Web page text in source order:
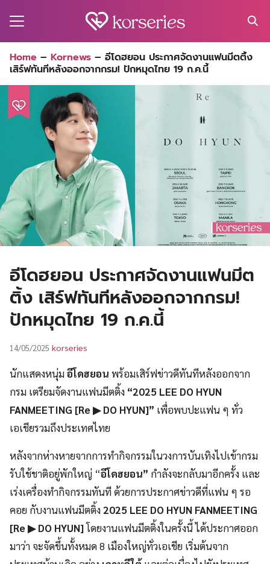
for:
Home – Kornews – อีโดฮยอน ประกาศจัดงานแฟนมีตติ้ง
เสิร์ฟทันทีหลังออกจากกรม! ปักหมุดไทย 19 ก.ค.นี้
อีโดฮยอน ประกาศจัดงานแฟนมีต
ติ้ง เสิร์ฟทันทีหลังออกจากกรม!
ปักหมุดไทย 19 ก.ค.นี้
14/05/2025 korseries
นักแสดงหนุ่มอีโดฮยอน พร้อมเสิร์ฟข่าวดีทันทีหลังออกจาก
กรม เตรียมจัดงานแฟนมีตติ้ง “2025 LEE DO HYUN
FANMEETING [Re ▶ DO HYUN]” เพื่อพบปะแฟน ๆ ทั่ว
เอเชียรวมถึงประเทศไทย
หลังจากห่างหายจากการทำกิจกรรมในวงการบันเทิงไปเข้ากรม
รับใช้ชาติอยู่พักใหญ่ “อีโดฮยอน” กำลังจะกลับมาอีกครั้ง และ
เร่งเครื่องทำกิจกรรมทันที ด้วยการประกาศข่าวดีที่แฟน ๆ รอ
คอย กับงานแฟนมีตติ้ง 2025 LEE DO HYUN FANMEETING
[Re ▶ DO HYUN]โดยงานแฟนมีตติ้งในครั้งนี้ ได้ประกาศออก
มาว่า จะจัดขึ้นทั้งหมด 8 เมืองใหญ่ทั่วเอเชีย เริ่มต้นจาก